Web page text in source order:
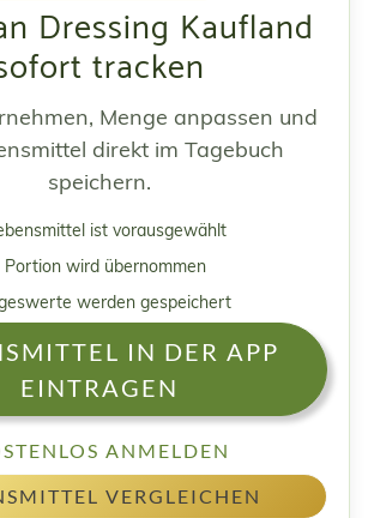
Dressing Kaufland
tracken
Menge anpassen und
direkt im Tagebuch
speichern.
ist vorausgewählt
Portion wird übernommen
werden gespeichert
IN DER APP
EINTRAGEN
ANMELDEN
VERGLEICHEN